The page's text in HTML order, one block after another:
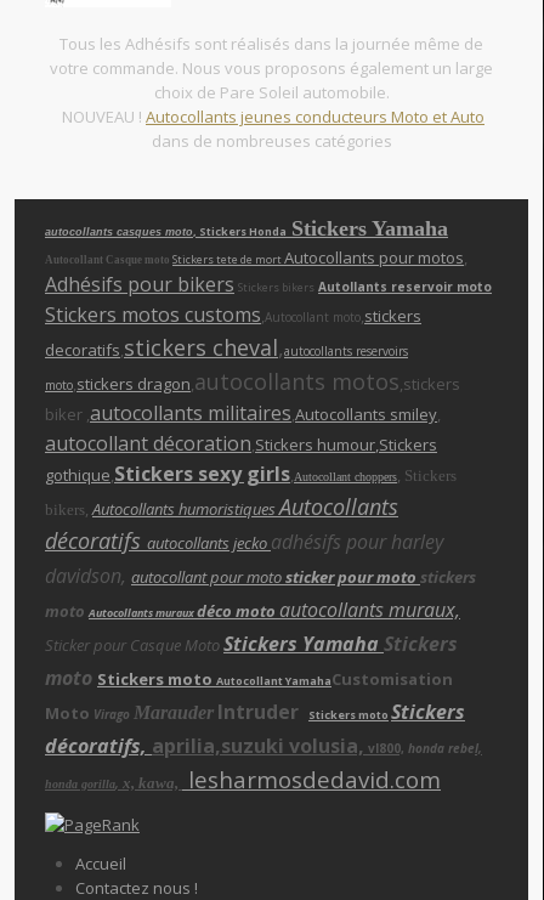
Tous les Adhésifs sont réalisés dans la journée même de
votre commande. Nous vous proposons également un large
choix de Pare Soleil automobile.
NOUVEAU ! Autocollants jeunes conducteurs Moto et Auto
dans de nombreuses catégories
autocollants casques moto, Stickers Honda Stickers Yamaha
Autocollant Casque moto Stickers tete de mortAutocollants pour motos,
Adhésifs pour bikers Stickers bikers Autollants reservoir moto
Stickers motos customs,Autocollant moto,stickers
decoratifs,stickers cheval,autocollants reservoirs
moto,stickers dragon,autocollants motos,stickers
biker ,autocollants militaires,Autocollants smiley,
autocollant décoration,Stickers humour,Stickers
gothique,Stickers sexy girls,Autocollant choppers, Stickers
bikers,Autocollants humoristiquesAutocollants
décoratifs autocollants jecko adhésifs pour harley
davidson, autocollant pour motosticker pour moto stickers
motoAutocollants murauxdéco moto autocollants muraux,
Sticker pour Casque MotoStickers Yamaha Stickers
moto Stickers moto Autocollant YamahaCustomisation
Moto Virago Marauder Intruder Stickers moto Stickers
décoratifs, aprilia,suzuki volusia, vl800, honda rebel,
honda gorilla, x, kawa, lesharmosdedavid.com
Accueil
Contactez nous !